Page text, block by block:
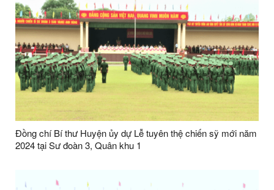
Đồng chí Bí thư Huyện ủy dự Lễ tuyên thệ chiến sỹ mới năm
2024 tại Sư đoàn 3, Quân khu 1